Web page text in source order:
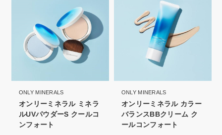
ONLY MINERALS
オンリーミネラル ミネラ
ルUVパウダーS クールコ
ンフォート
ONLY MINERALS
オンリーミネラル カラー
バランスBBクリーム ク
ールコンフォート